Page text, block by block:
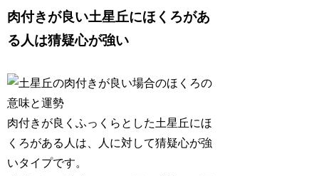
肉付きが良い土星丘にほくろがあ
る人は猜疑心が強い
肉付きが良くふっくらとした土星丘にほ
くろがある人は、人に対して猜疑心が強
いタイプです。